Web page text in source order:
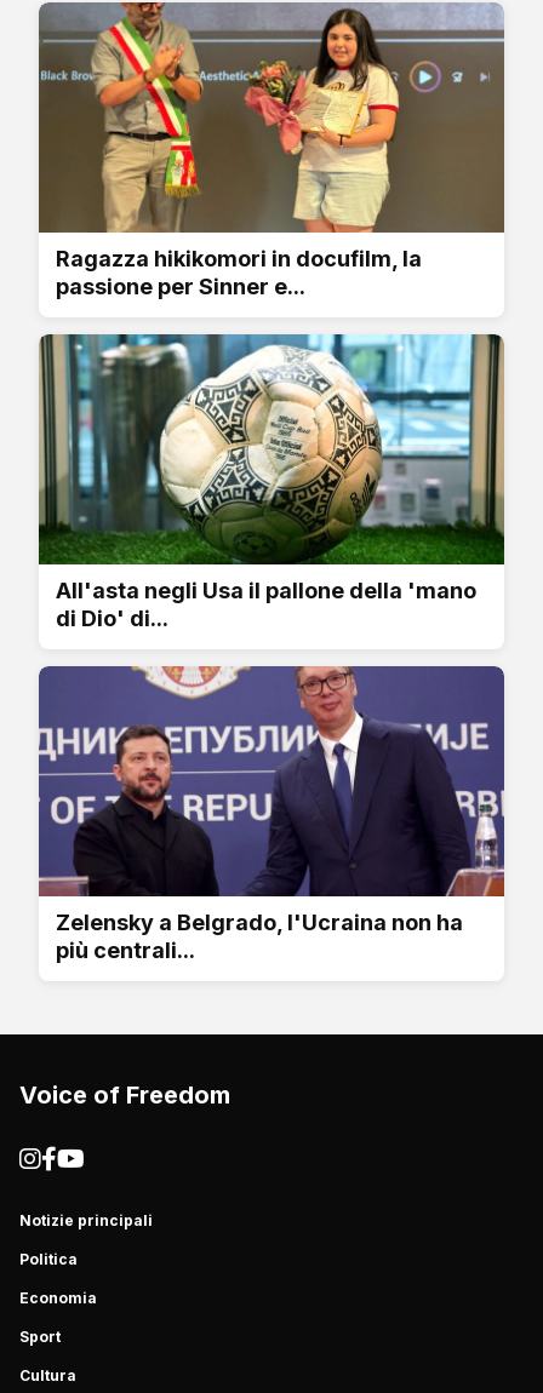
Ragazza hikikomori in docufilm, la
passione per Sinner e...
All'asta negli Usa il pallone della 'mano
di Dio' di...
Zelensky a Belgrado, l'Ucraina non ha
più centrali...
Voice of Freedom
Notizie principali
Politica
Economia
Sport
Cultura